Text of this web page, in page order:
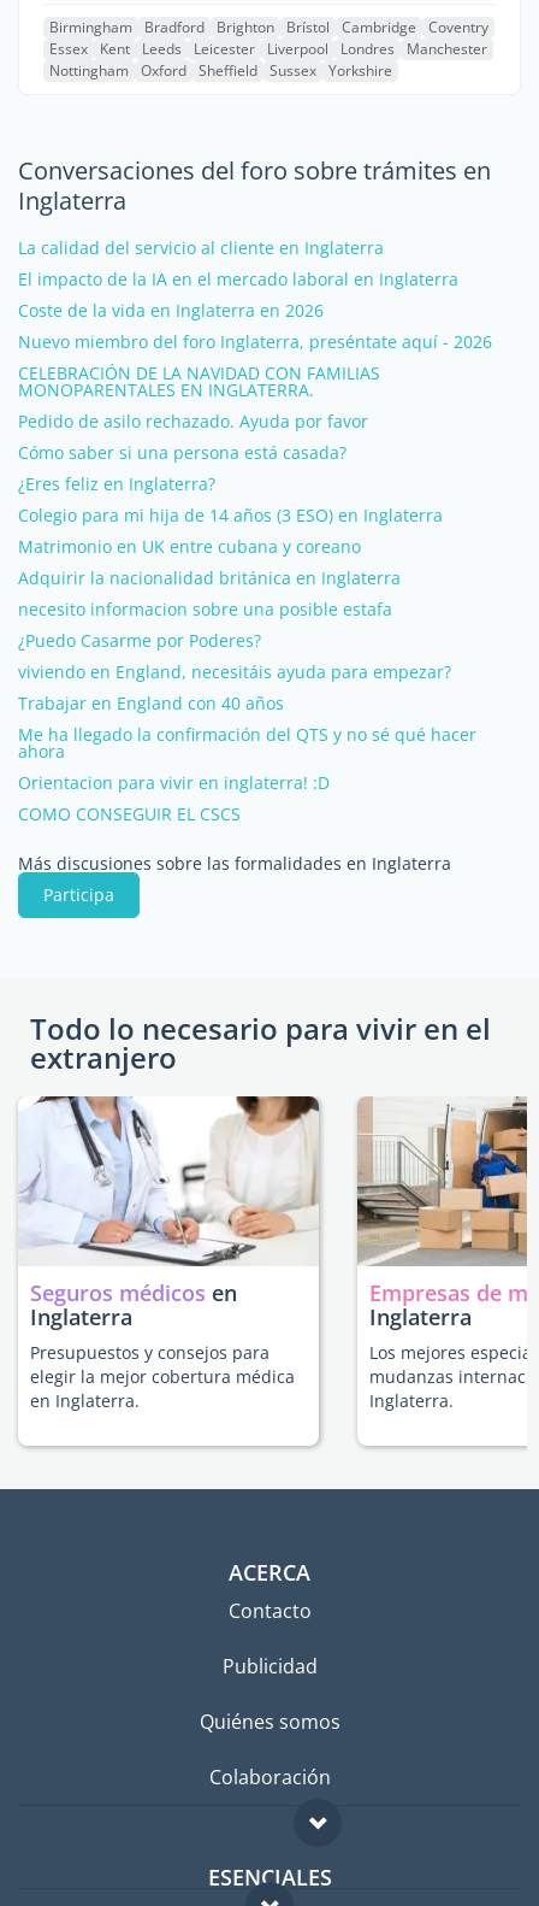
Birmingham Bradford Brighton Brístol Cambridge
Coventry
Essex
Kent Leeds Leicester Liverpool Londres
Manchester
Nottingham
Oxford Sheffield Sussex Yorkshire
Conversaciones del foro sobre trámites en
Inglaterra
La calidad del servicio al cliente en Inglaterra
El impacto de la IA en el mercado laboral en Inglaterra
Coste de la vida en Inglaterra en 2026
Nuevo miembro del foro Inglaterra, preséntate aquí - 2026
CELEBRACIÓN DE LA NAVIDAD CON FAMILIAS
MONOPARENTALES EN INGLATERRA.
Pedido de asilo rechazado. Ayuda por favor
Cómo saber si una persona está casada?
¿Eres feliz en Inglaterra?
Colegio para mi hija de 14 años (3 ESO) en Inglaterra
Matrimonio en UK entre cubana y coreano
Adquirir la nacionalidad británica en Inglaterra
necesito informacion sobre una posible estafa
¿Puedo Casarme por Poderes?
viviendo en England, necesitáis ayuda para empezar?
Trabajar en England con 40 años
Me ha llegado la confirmación del QTS y no sé qué hacer
ahora
Orientacion para vivir en inglaterra! :D
COMO CONSEGUIR EL CSCS
Más discusiones sobre las formalidades en Inglaterra
Participa
Todo lo necesario para vivir en el
extranjero
Seguros médicos en
Inglaterra
Presupuestos y consejos para
elegir la mejor cobertura médica
en Inglaterra.
Empresas de
Inglaterra
Los mejores
mudanzas
Inglaterra.
ACERCA
Contacto
Publicidad
Quiénes somos
Colaboración
ESENCIALES